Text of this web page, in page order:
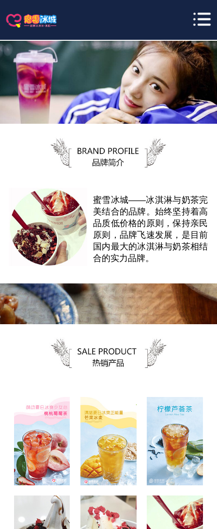
蜜雪冰城——冰淇淋与奶茶完
美结合的品牌。始终坚持着高
品质低价格的原则，保持亲民
原则，品牌飞速发展，是目前
国内最大的冰淇淋与奶茶相结
合的实力品牌。